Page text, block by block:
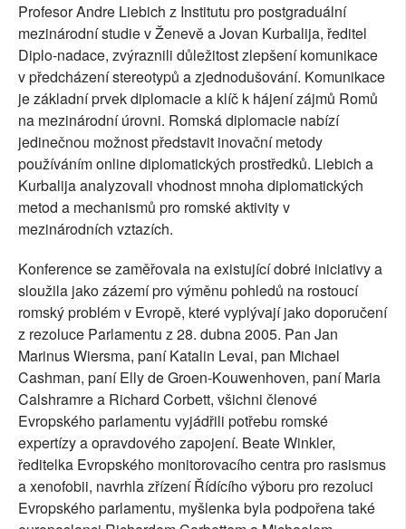
Profesor Andre Liebich z Institutu pro postgraduální
mezinárodní studie v Ženevě a Jovan Kurbalija, ředitel
Diplo-nadace, zvýraznili důležitost zlepšení komunikace
v předcházení stereotypů a zjednodušování. Komunikace
je základní prvek diplomacie a klíč k hájení zájmů Romů
na mezinárodní úrovni. Romská diplomacie nabízí
jedinečnou možnost představit inovační metody
používáním online diplomatických prostředků. Liebich a
Kurbalija analyzovali vhodnost mnoha diplomatických
metod a mechanismů pro romské aktivity v
mezinárodních vztazích.
Konference se zaměřovala na existující dobré iniciativy a
sloužila jako zázemí pro výměnu pohledů na rostoucí
romský problém v Evropě, které vyplývají jako doporučení
z rezoluce Parlamentu z 28. dubna 2005. Pan Jan
Marinus Wiersma, paní Katalin Levai, pan Michael
Cashman, paní Elly de Groen-Kouwenhoven, paní Maria
Calshramre a Richard Corbett, všichni členové
Evropského parlamentu vyjádřili potřebu romské
expertízy a opravdového zapojení. Beate Winkler,
ředitelka Evropského monitorovacího centra pro rasismus
a xenofobii, navrhla zřízení Řídícího výboru pro rezoluci
Evropského parlamentu, myšlenka byla podpořena také